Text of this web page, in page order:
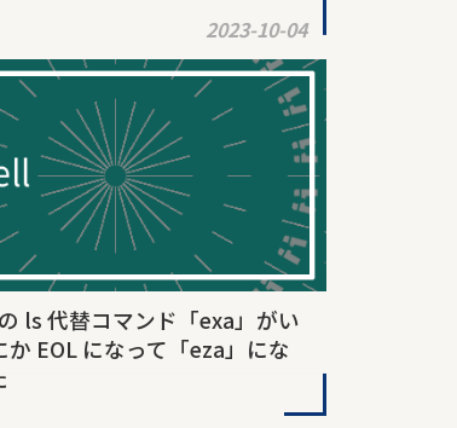
2023-10-04
ls 代替コマンド「exa」がい
か EOL になって「eza」にな